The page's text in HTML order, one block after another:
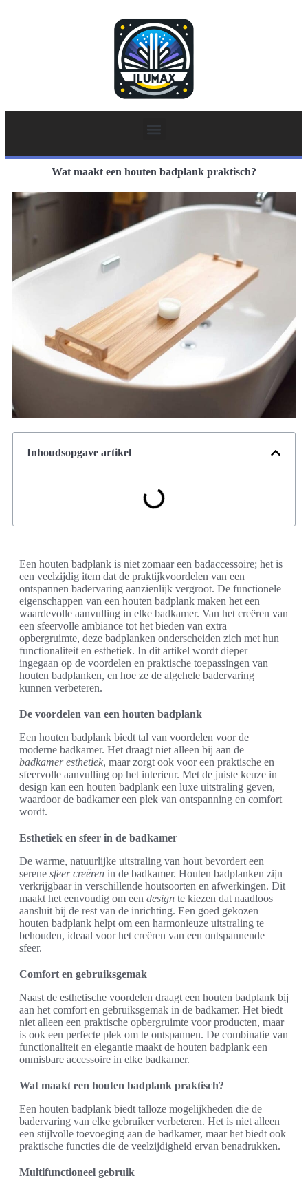
Wat maakt een houten badplank praktisch?
Inhoudsopgave artikel
Een houten badplank is niet zomaar een badaccessoire; het is
een veelzijdig item dat de praktijkvoordelen van een
ontspannen badervaring aanzienlijk vergroot. De functionele
eigenschappen van een houten badplank maken het een
waardevolle aanvulling in elke badkamer. Van het creëren van
een sfeervolle ambiance tot het bieden van extra
opbergruimte, deze badplanken onderscheiden zich met hun
functionaliteit en esthetiek. In dit artikel wordt dieper
ingegaan op de voordelen en praktische toepassingen van
houten badplanken, en hoe ze de algehele badervaring
kunnen verbeteren.
De voordelen van een houten badplank
Een houten badplank biedt tal van voordelen voor de
moderne badkamer. Het draagt niet alleen bij aan de
badkamer esthetiek, maar zorgt ook voor een praktische en
sfeervolle aanvulling op het interieur. Met de juiste keuze in
design kan een houten badplank een luxe uitstraling geven,
waardoor de badkamer een plek van ontspanning en comfort
wordt.
Esthetiek en sfeer in de badkamer
De warme, natuurlijke uitstraling van hout bevordert een
serene sfeer creëren in de badkamer. Houten badplanken zijn
verkrijgbaar in verschillende houtsoorten en afwerkingen. Dit
maakt het eenvoudig om een design te kiezen dat naadloos
aansluit bij de rest van de inrichting. Een goed gekozen
houten badplank helpt om een harmonieuze uitstraling te
behouden, ideaal voor het creëren van een ontspannende
sfeer.
Comfort en gebruiksgemak
Naast de esthetische voordelen draagt een houten badplank bij
aan het comfort en gebruiksgemak in de badkamer. Het biedt
niet alleen een praktische opbergruimte voor producten, maar
is ook een perfecte plek om te ontspannen. De combinatie van
functionaliteit en elegantie maakt de houten badplank een
onmisbare accessoire in elke badkamer.
Wat maakt een houten badplank praktisch?
Een houten badplank biedt talloze mogelijkheden die de
badervaring van elke gebruiker verbeteren. Het is niet alleen
een stijlvolle toevoeging aan de badkamer, maar het biedt ook
praktische functies die de veelzijdigheid ervan benadrukken.
Multifunctioneel gebruik